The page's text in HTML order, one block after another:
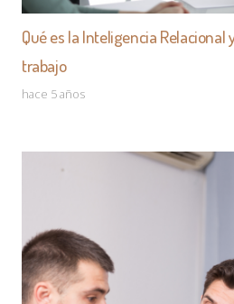
Qué es la Inteligencia
trabajo
hace 5 años